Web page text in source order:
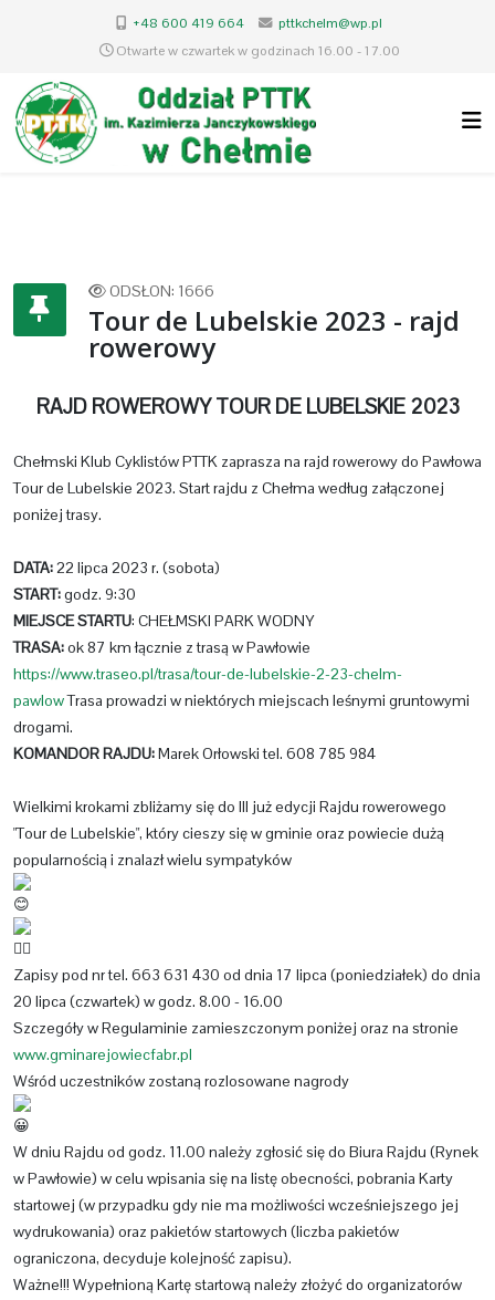
+48 600 419 664
pttkchelm@wp.pl
Otwarte w czwartek w godzinach 16.00 - 17.00
ODSŁON: 1666
Tour de Lubelskie 2023 - rajd
rowerowy
RAJD ROWEROWY TOUR DE LUBELSKIE 2023
Chełmski Klub Cyklistów PTTK zaprasza na rajd rowerowy do Pawłowa
Tour de Lubelskie 2023. Start rajdu z Chełma według załączonej
poniżej trasy.
DATA:22 lipca 2023 r. (sobota)
START:godz. 9:30
MIEJSCE STARTU: CHEŁMSKI PARK WODNY
TRASA:ok 87 km łącznie z trasą w Pawłowie
https://www.traseo.pl/trasa/tour-de-lubelskie-2-23-chelm-
pawlowTrasa prowadzi w niektórych miejscach leśnymi gruntowymi
drogami.
KOMANDOR RAJDU:Marek Orłowski tel. 608 785 984
Wielkimi krokami zbliżamy się do III już edycji Rajdu rowerowego
"Tour de Lubelskie", który cieszy się w gminie oraz powiecie dużą
popularnością i znalazł wielu sympatyków
Zapisy pod nr tel. 663 631 430 od dnia 17 lipca (poniedziałek) do dnia
20 lipca (czwartek) w godz. 8.00 - 16.00
Szczegóły w Regulaminie zamieszczonym poniżej oraz na stronie
www.gminarejowiecfabr.pl
Wśród uczestników zostaną rozlosowane nagrody
W dniu Rajdu od godz. 11.00 należy zgłosić się do Biura Rajdu (Rynek
w Pawłowie) w celu wpisania się na listę obecności, pobrania Karty
startowej (w przypadku gdy nie ma możliwości wcześniejszego jej
wydrukowania) oraz pakietów startowych (liczba pakietów
ograniczona, decyduje kolejność zapisu).
Ważne!!! Wypełnioną Kartę startową należy złożyć do organizatorów